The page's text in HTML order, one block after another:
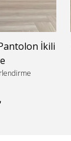
İkili